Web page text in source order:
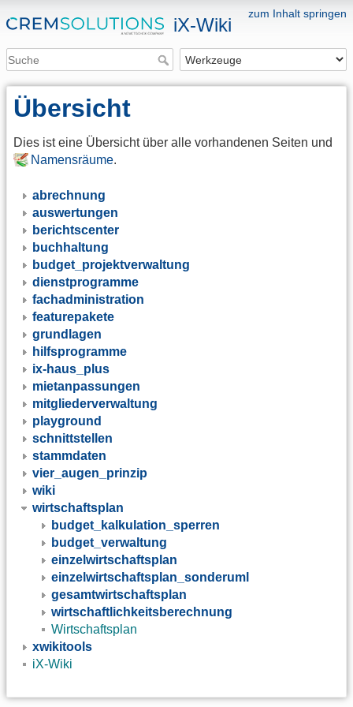
zum Inhalt springen
iX-Wiki
Übersicht
Dies ist eine Übersicht über alle vorhandenen Seiten und
Namensräume.
abrechnung
auswertungen
berichtscenter
buchhaltung
budget_projektverwaltung
dienstprogramme
fachadministration
featurepakete
grundlagen
hilfsprogramme
ix-haus_plus
mietanpassungen
mitgliederverwaltung
playground
schnittstellen
stammdaten
vier_augen_prinzip
wiki
wirtschaftsplan
budget_kalkulation_sperren
budget_verwaltung
einzelwirtschaftsplan
einzelwirtschaftsplan_sonderuml
gesamtwirtschaftsplan
wirtschaftlichkeitsberechnung
Wirtschaftsplan
xwikitools
iX-Wiki